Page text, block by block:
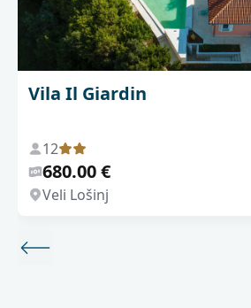
Vila Il Giardin
12
680.00 €
Veli Lošinj